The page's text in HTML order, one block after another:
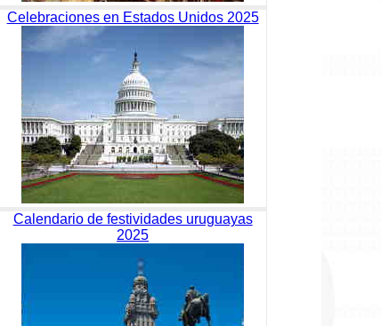
Celebraciones en Estados Unidos 2025
Calendario de festividades uruguayas
2025